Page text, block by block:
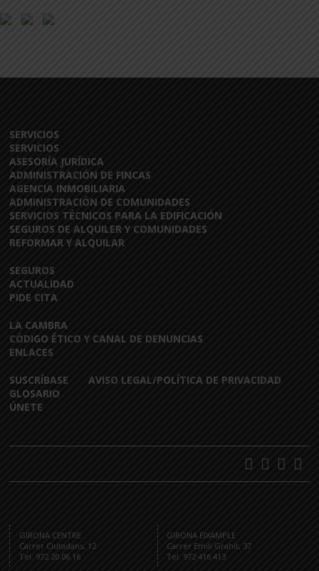
SERVICIOS
SERVICIOS
ASESORÍA JURÍDICA
ADMINISTRACIÓN DE FINCAS
AGENCIA INMOBILIARIA
ADMINISTRACIÓN DE COMUNIDADES
SERVICIOS TÉCNICOS PARA LA EDIFICACIÓN
SEGUROS DE ALQUILER Y COMUNIDADES
REFORMAR Y ALQUILAR
SEGUROS
ACTUALIDAD
PIDE CITA
LA CAMBRA
CÓDIGO ÉTICO Y CANAL DE DENUNCIAS
ENLACES
SUSCRÍBASE
GLOSARIO
ÚNETE
AVISO LEGAL/POLÍTICA DE PRIVACIDAD
GIRONA CENTRE
Carrer Ciutadans, 12
Tel. 972 20 06 16
GIRONA EIXAMPLE
Carrer Emili Grahit, 37
Tel. 972 416 413